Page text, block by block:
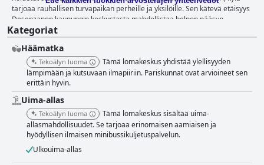
tarjoaa rauhallisen turvapaikan perheille ja yksilöille. Sen kätevä etäisyys
Desenzanon kaupungin keskustasta mahdollistaa helpon pääsyn
paikallisiin nähtävyyksiin joko kävellen, pyörällä tai bussikuljetuksella.
Aamiainen Desenzano Lake Villagessa on erittäin arvostettu runsaine ja
runsaaine buffeteineen, joka vastaa erilaisiin makuihin, Gardajärven
maalauksellisen taustan edessä. Vieraat korostavat usein tarjonnan
laatua ja monipuolisuutta, vastavalmistetuista munakokkelista makeiden
ja suolaisten vaihtoehtojen sekoitukseen. Henkilökunnan ystävällinen
palvelu parantaa ruokailukokemusta, vaikka jotkut pitävät aamiaisen
hintaa korkeana ja toivovat enemmän vaihtelua ruokavaliotarpeisiin.
Illalliset hotellin ravintolassa tunnetaan herkullisista kulinaarisista
tarjonnoistaan ja lumoavasta terassiympäristöstä upeilla järvinäköaloilla.
Erityisesti puu-uunissa paistetut pizzat ja monen ruokalajin
puolihoitoillalliset saavat kiitosta. Ystävälliset ja huomaavaiset tarjoilijat
Kategoriat
Häämatka
Tekoälyn luoma
Tämä lomakeskus yhdistää ylellisyyden
lämpimään ja kutsuvaan ilmapiiriin. Pariskunnat ovat arvioineet sen
erittäin hyvin.
Uima-allas
Tekoälyn luoma
Tämä lomakeskus sisältää uima-
allasmahdollisuudet. Se tarjoaa erinomaisen aamiaisen ja
hyödyllisen ilmaisen minibussikuljetuspalvelun.
Ulkouima-allas